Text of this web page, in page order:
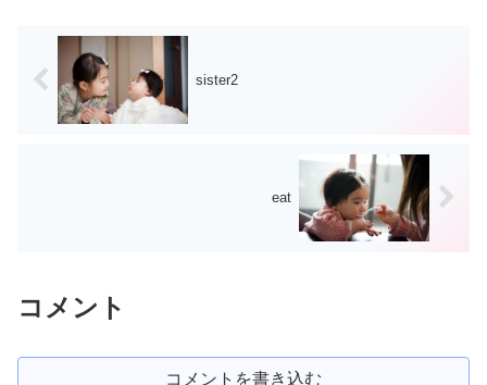
sister2
eat
コメント
コメントを書き込む